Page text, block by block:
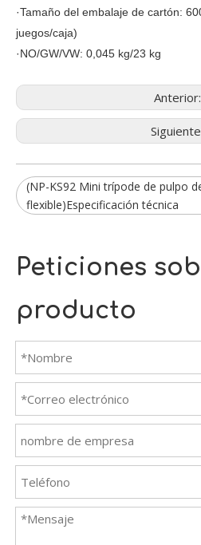
·Tamaño del embalaje de cartón:
juegos/caja)
·NO/GW/VW: 0,045 kg/23 kg
Anterior:
(NP-KS92 Mini trípode de pulpo
flexible)Especificación técnica
Peticiones
producto